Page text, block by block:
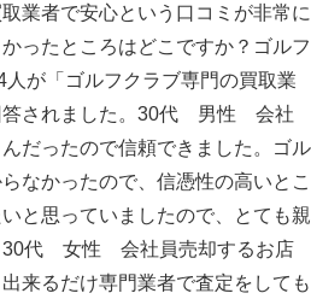
業者で安心という口コミが非常に
ったところはどこですか？ゴルフ
が「ゴルフクラブ専門の買取業
答されました。30代 男性 会社
だったので信頼できました。ゴル
なかったので、信憑性の高いとこ
と思っていましたので、とても親
30代 女性 会社員売却するお店
来るだけ専門業者で査定をしても